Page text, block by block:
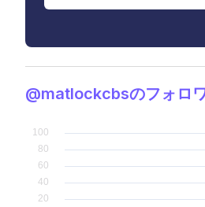
@matlockcbsのフォロ